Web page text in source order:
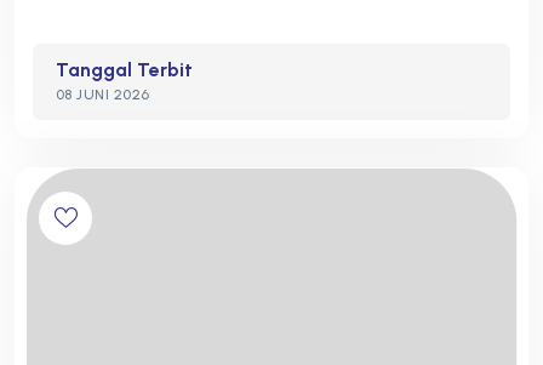
Tanggal Terbit
08 JUNI 2026